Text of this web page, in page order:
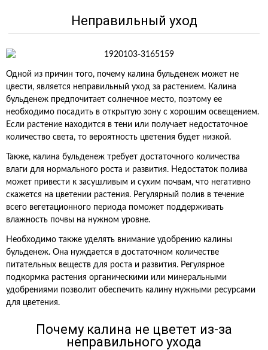
Неправильный уход
Одной из причин того, почему калина бульденеж может не
цвести, является неправильный уход за растением. Калина
бульденеж предпочитает солнечное место, поэтому ее
необходимо посадить в открытую зону с хорошим освещением.
Если растение находится в тени или получает недостаточное
количество света, то вероятность цветения будет низкой.
Также, калина бульденеж требует достаточного количества
влаги для нормального роста и развития. Недостаток полива
может привести к засушливым и сухим почвам, что негативно
скажется на цветении растения. Регулярный полив в течение
всего вегетационного периода поможет поддерживать
влажность почвы на нужном уровне.
Необходимо также уделять внимание удобрению калины
бульденеж. Она нуждается в достаточном количестве
питательных веществ для роста и развития. Регулярное
подкормка растения органическими или минеральными
удобрениями позволит обеспечить калину нужными ресурсами
для цветения.
Почему калина не цветет из-за
неправильного ухода